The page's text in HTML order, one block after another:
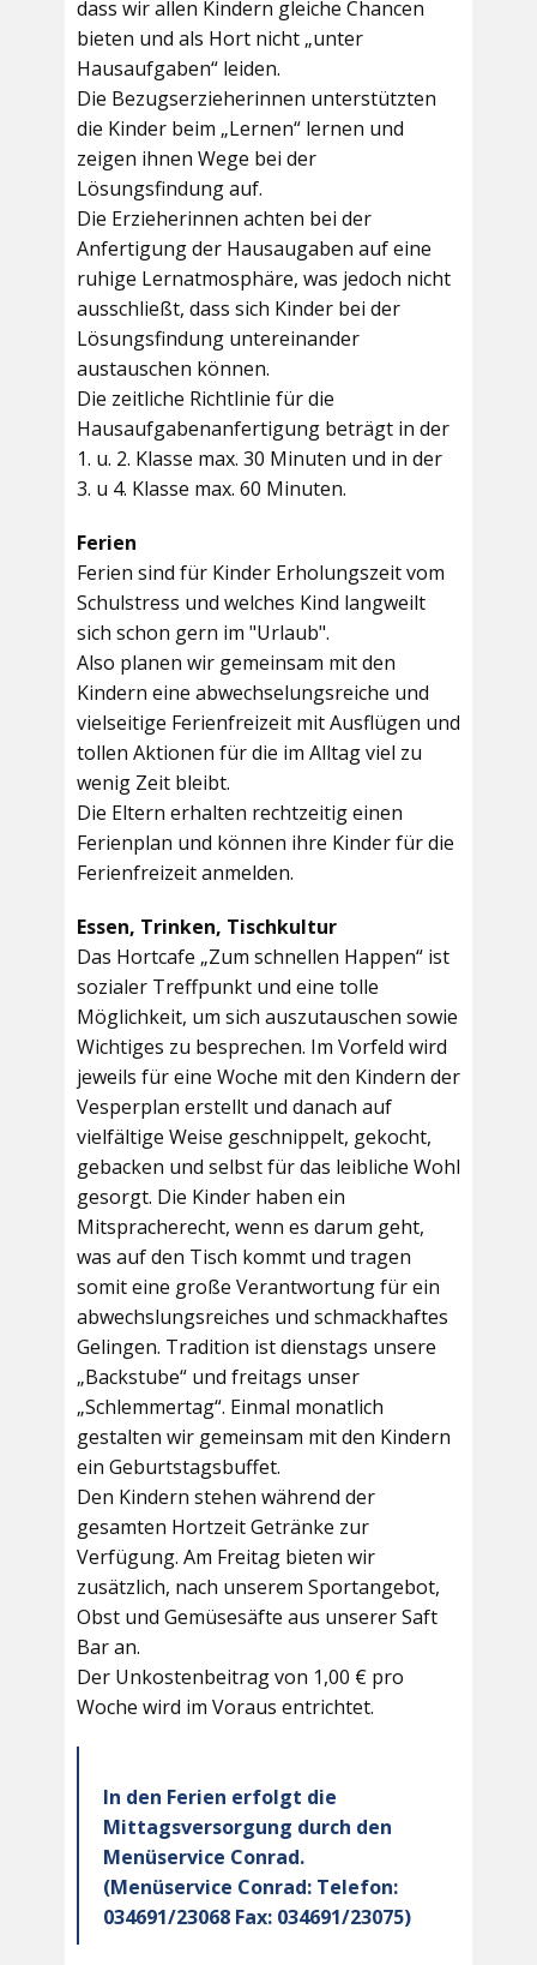
dass wir allen Kindern gleiche Chancen
bieten und als Hort nicht „unter
Hausaufgaben“ leiden.
Die Bezugserzieherinnen unterstützten
die Kinder beim „Lernen“ lernen und
zeigen ihnen Wege bei der
Lösungsfindung auf.
Die Erzieherinnen achten bei der
Anfertigung der Hausaugaben auf eine
ruhige Lernatmosphäre, was jedoch nicht
ausschließt, dass sich Kinder bei der
Lösungsfindung untereinander
austauschen können.
Die zeitliche Richtlinie für die
Hausaufgabenanfertigung beträgt in der
1. u. 2. Klasse max. 30 Minuten und in der
3. u 4. Klasse max. 60 Minuten.
Ferien
Ferien sind für Kinder Erholungszeit vom
Schulstress und welches Kind langweilt
sich schon gern im "Urlaub".
Also planen wir gemeinsam mit den
Kindern eine abwechselungsreiche und
vielseitige Ferienfreizeit mit Ausflügen und
tollen Aktionen für die im Alltag viel zu
wenig Zeit bleibt.
Die Eltern erhalten rechtzeitig einen
Ferienplan und können ihre Kinder für die
Ferienfreizeit anmelden.
Essen, Trinken, Tischkultur
Das Hortcafe „Zum schnellen Happen“ ist
sozialer Treffpunkt und eine tolle
Möglichkeit, um sich auszutauschen sowie
Wichtiges zu besprechen. Im Vorfeld wird
jeweils für eine Woche mit den Kindern der
Vesperplan erstellt und danach auf
vielfältige Weise geschnippelt, gekocht,
gebacken und selbst für das leibliche Wohl
gesorgt. Die Kinder haben ein
Mitspracherecht, wenn es darum geht,
was auf den Tisch kommt und tragen
somit eine große Verantwortung für ein
abwechslungsreiches und schmackhaftes
Gelingen. Tradition ist dienstags unsere
„Backstube“ und freitags unser
„Schlemmertag“. Einmal monatlich
gestalten wir gemeinsam mit den Kindern
ein Geburtstagsbuffet.
Den Kindern stehen während der
gesamten Hortzeit Getränke zur
Verfügung. Am Freitag bieten wir
zusätzlich, nach unserem Sportangebot,
Obst und Gemüsesäfte aus unserer Saft
Bar an.
Der Unkostenbeitrag von 1,00 € pro
Woche wird im Voraus entrichtet.
In den Ferien erfolgt die
Mittagsversorgung durch den
Menüservice Conrad.
(Menüservice Conrad: Telefon:
034691/23068 Fax: 034691/23075)